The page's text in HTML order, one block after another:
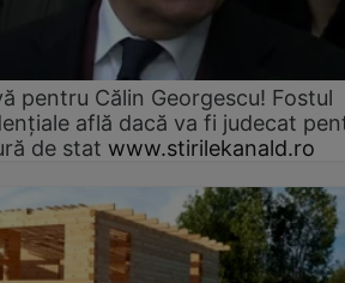
pentru Călin Georgescu! Fostul
află dacă va fi judecat
de stat www.stirilekanald.ro